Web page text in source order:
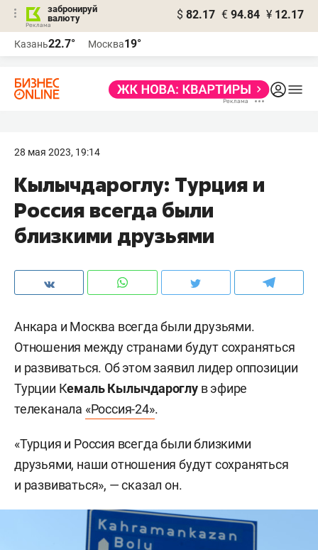
забронируй
валюту
$ 82.17 € 94.84 ¥ 12.17
Казань22.7° Москва19°
28 мая 2023, 19:14
Кылычдароглу: Турция и
Россия всегда были
близкими друзьями
Анкара и Москва всегда были друзьями.
Отношения между странами будут сохраняться
и развиваться. Об этом заявил лидер оппозиции
Турции Кемаль Кылычдароглув эфире
телеканала «Россия-24».
«Турция и Россия всегда были близкими
друзьями, наши отношения будут сохраняться
и развиваться», — сказал он.